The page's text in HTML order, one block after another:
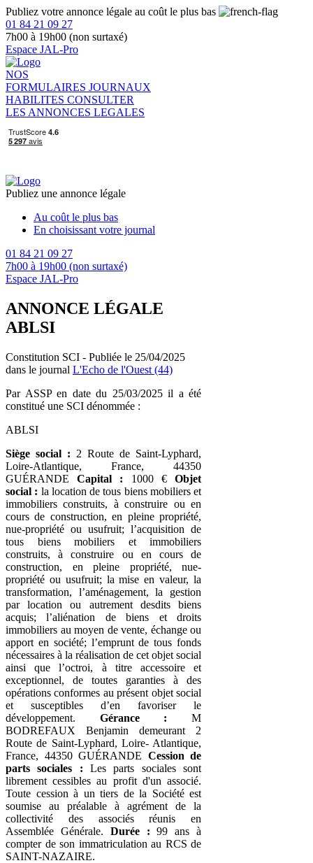
Publiez votre annonce légale au coût le plus bas
01 84 21 09 27
7h00 à 19h00 (non surtaxé)
Espace JAL-Pro
NOS
FORMULAIRES JOURNAUX
HABILITES CONSULTER
LES ANNONCES LEGALES
Publiez une annonce légale
Au coût le plus bas
En choisissant votre journal
01 84 21 09 27
7h00 à 19h00 (non surtaxé)
Espace JAL-Pro
ANNONCE LÉGALE
ABLSI
Constitution SCI - Publiée le 25/04/2025
dans le journal L'Echo de l'Ouest (44)
Par ASSP en date du 25/03/2025 il a été
constitué une SCI dénommée :
ABLSI
Siège social : 2 Route de Saint-Lyphard,
Loire-Atlantique, France, 44350
GUÉRANDECapital : 1000 €Objet
social : la location de tous biens mobiliers et
immobiliers construits, à construire ou en
cours de construction, en pleine propriété,
nue-propriété ou usufruit; l’acquisition de
tous biens mobiliers et immobiliers
construits, à construire ou en cours de
construction, en pleine propriété, nue-
propriété ou usufruit; la mise en valeur, la
transformation, l’aménagement, la gestion
par location ou autrement desdits biens
acquis; l’aliénation de biens et droits
immobiliers au moyen de vente, échange ou
apport en société; l’emprunt de tous fonds
nécessaires à la réalisation de cet objet social
ainsi que l’octroi, à titre accessoire et
exceptionnel, de toutes garanties à des
opérations conformes au présent objet social
et susceptibles d’en favoriser le
développement. Gérance : M
BODREFAUX Benjamin demeurant 2
Route de Saint-Lyphard, Loire- Atlantique,
France, 44350 GUÉRANDE Cession de
parts sociales : Les parts sociales sont
librement cessibles au profit d'un associé.
Toute cession à un tiers de la Société est
soumise au préalable à agrément de la
collectivité des associés réunis en
Assemblée Générale. Durée : 99 ans à
compter de son immatriculation au RCS de
SAINT-NAZAIRE.